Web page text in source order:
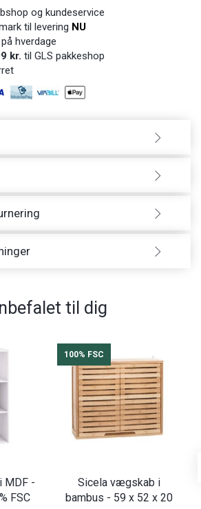
og kundeservice
til levering NU
hverdage
kr. til GLS pakkeshop
til dig
MDF -
FSC
100% FSC
Sicela vægskab i
bambus - 59 x 52 x 20